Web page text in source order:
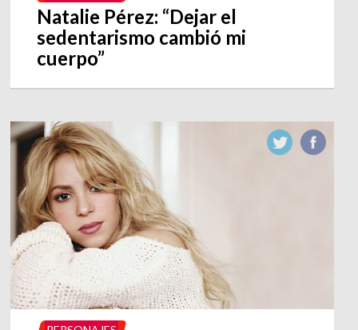
Natalie Pérez: “Dejar el
sedentarismo cambió mi
cuerpo”